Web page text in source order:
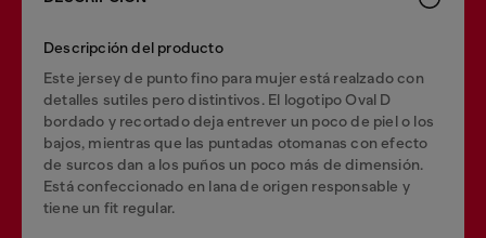
Descripción del producto
Este jersey de punto fino para mujer está realzado con
detalles sutiles pero distintivos. El logotipo Oval D
bordado y recortado deja entrever un poco de piel o los
bajos, mientras que las puntadas otomanas con efecto
de surcos dan a los puños un poco más de dimensión.
Está confeccionado en lana de origen responsable y
tiene un fit regular.